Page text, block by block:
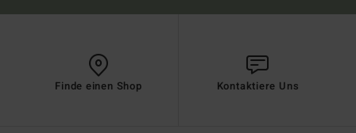
Finde einen Shop Kontaktiere Uns